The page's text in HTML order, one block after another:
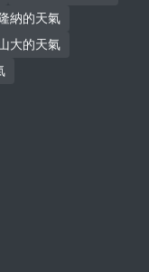
納的天氣
大的天氣